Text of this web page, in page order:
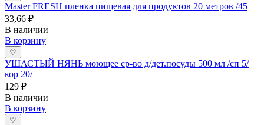
Master FRESH пленка пищевая для продуктов 20 метров /45
33,66 ₽
В наличии
В корзину
♡
УШАСТЫЙ НЯНЬ моющее ср-во д/дет.посуды 500 мл /сп 5/
кор 20/
129 ₽
В наличии
В корзину
♡